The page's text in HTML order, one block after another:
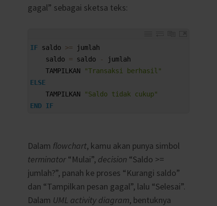
gagal” sebagai sketsa teks:
IF saldo >=
jumlah
saldo = saldo -
jumlah
TAMPILKAN
"Transaksi berhasil"
ELSE
TAMPILKAN
"Saldo tidak cukup"
END IF
Dalam flowchart, kamu akan punya simbol
terminator“Mulai”, decision “Saldo >=
jumlah?”, panah ke proses “Kurangi saldo”
dan “Tampilkan pesan gagal”, lalu “Selesai”.
Dalam UML activity diagram, bentuknya